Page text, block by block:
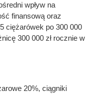
wpływ na
finansową oraz
ciężarówek po 300 000
300 000 zł rocznie w
20%, ciągniki